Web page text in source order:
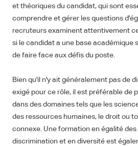
et théoriques du candidat, qui sont
comprendre et gérer les questions
recruteurs examinent attentivement
si le candidat a une base académique
de faire face aux défis du poste.
Bien qu'il n'y ait généralement pas de
exigé pour ce rôle, il est préférable de
dans des domaines tels que les
des ressources humaines, le droit ou
connexe. Une formation en égalité des
discrimination et en diversité est